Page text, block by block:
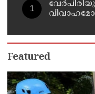
Featured